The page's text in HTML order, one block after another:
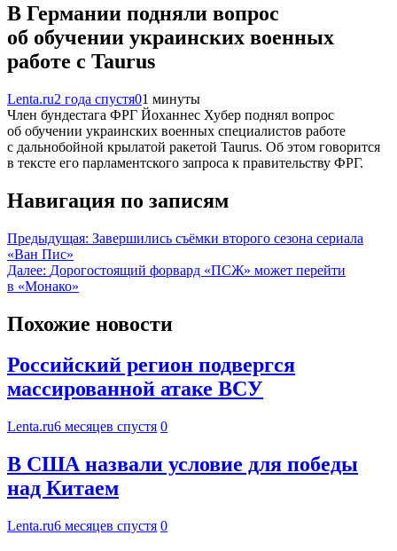
В Германии подняли вопрос
об обучении украинских военных
работе с Taurus
Lenta.ru2 года спустя01 минуты
Член бундестага ФРГ Йоханнес Хубер поднял вопрос
об обучении украинских военных специалистов работе
с дальнобойной крылатой ракетой Taurus. Об этом говорится
в тексте его парламентского запроса к правительству ФРГ.
Навигация по записям
Предыдущая: Завершились съёмки второго сезона сериала
«Ван Пис»
Далее: Дорогостоящий форвард «ПСЖ» может перейти
в «Монако»
Похожие новости
Российский регион подвергся
массированной атаке ВСУ
Lenta.ru6 месяцев спустя 0
В США назвали условие для победы
над Китаем
Lenta.ru6 месяцев спустя 0